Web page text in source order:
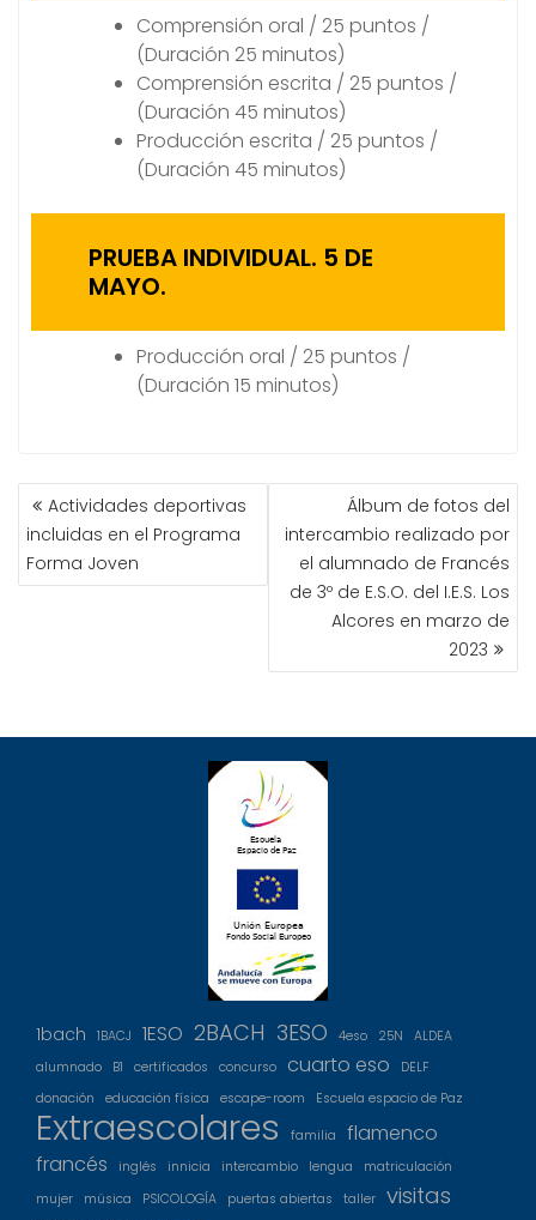
Comprensión oral / 25 puntos /
(Duración 25 minutos)
Comprensión escrita / 25 puntos /
(Duración 45 minutos)
Producción escrita / 25 puntos /
(Duración 45 minutos)
PRUEBA INDIVIDUAL. 5 DE
MAYO.
Producción oral / 25 puntos /
(Duración 15 minutos)
NAVEGACIÓN
DE
ENTRADAS
Actividades deportivas
incluidas en el Programa
Forma Joven
Álbum de fotos del
intercambio realizado por
el alumnado de Francés
de 3º de E.S.O. del I.E.S. Los
Alcores en marzo de
2023
1bach 1BACJ 1ESO 2BACH 3ESO 4eso 25N
ALDEA
alumnado
B1 certificados concurso cuarto eso
DELF
donación
educación física escape-room Escuela espacio de Paz
Extraescolares familia
flamenco
francés
inglés innicia intercambio lengua
matriculación
mujer
música PSICOLOGÍA puertas abiertas taller visitas